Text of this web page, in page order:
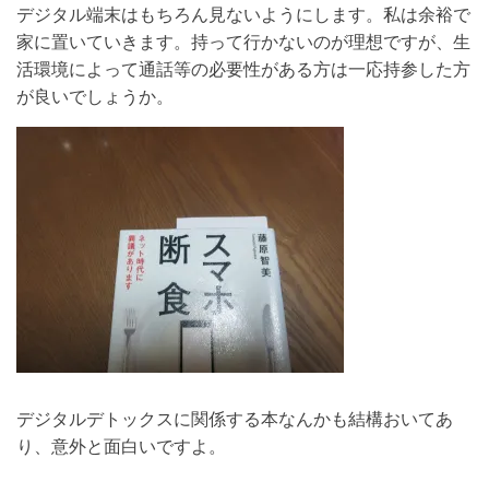
デジタル端末はもちろん見ないようにします。私は余裕で
家に置いていきます。持って行かないのが理想ですが、生
活環境によって通話等の必要性がある方は一応持参した方
が良いでしょうか。
デジタルデトックスに関係する本なんかも結構おいてあ
り、意外と面白いですよ。